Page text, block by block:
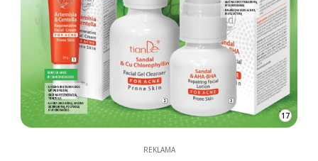
17
REKLAMA